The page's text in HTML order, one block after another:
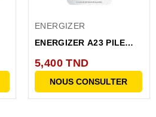
ENERGIZER
ENERGIZER A23 PILE
5,400 TND
NOUS CONSULTER